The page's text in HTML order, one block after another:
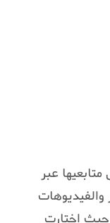
عبر
حيث اختارت